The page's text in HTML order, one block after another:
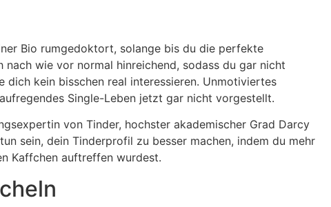
Bio rumgedoktort, solange bis du die perfekte
wie vor normal hinreichend, sodass du gar nicht
kein bisschen real interessieren. Unmotiviertes
Single-Leben jetzt gar nicht vorgestellt.
von Tinder, hochster akademischer Grad Darcy
sein, dein Tinderprofil zu besser machen, indem du mehr
Kaffchen auftreffen wurdest.